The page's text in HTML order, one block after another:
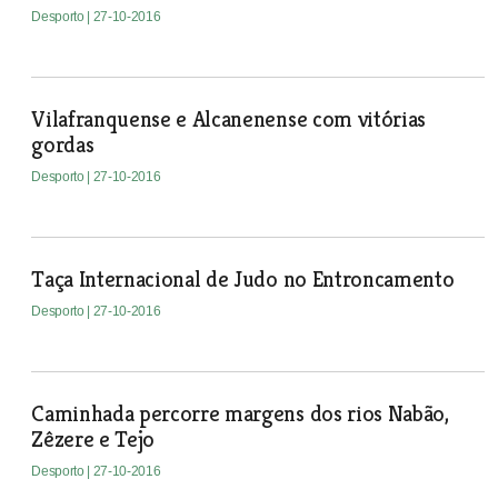
Desporto | 27-10-2016
Vilafranquense e Alcanenense com vitórias
gordas
Desporto | 27-10-2016
Taça Internacional de Judo no Entroncamento
Desporto | 27-10-2016
Caminhada percorre margens dos rios Nabão,
Zêzere e Tejo
Desporto | 27-10-2016